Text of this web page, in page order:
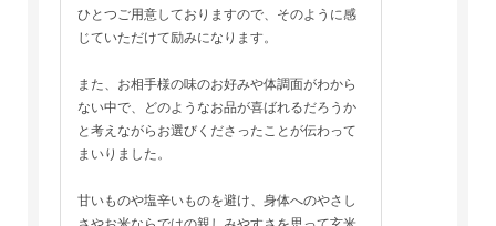
ひとつご用意しておりますので、そのように感
じていただけて励みになります。
また、お相手様の味のお好みや体調面がわから
ない中で、どのようなお品が喜ばれるだろうか
と考えながらお選びくださったことが伝わって
まいりました。
甘いものや塩辛いものを避け、身体へのやさし